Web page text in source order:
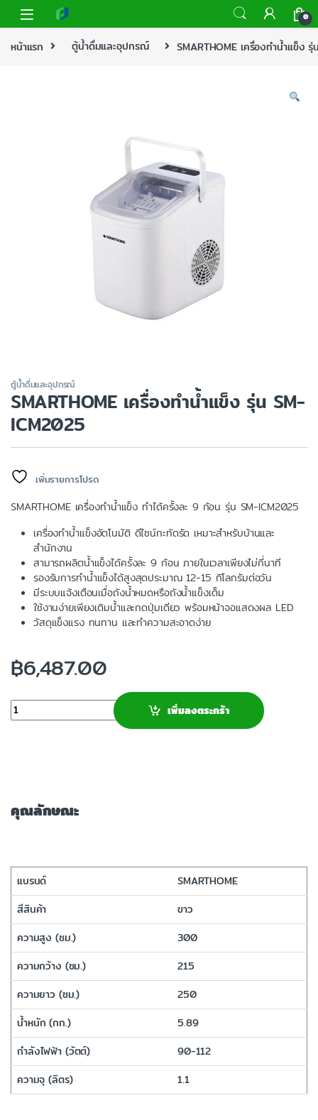
0
หน้าแรก ตู้น้ำดื่มและอุปกรณ์ SMARTHOME เครื่องทำน้ำแข็ง
ตู้น้ำดื่มและอุปกรณ์
SMARTHOME เครื่องทำน้ำแข็ง รุ่น SM-
ICM2025
เพิ่มรายการโปรด
SMARTHOME เครื่องทำน้ำแข็ง ทำได้ครั้งละ 9 ก้อน รุ่น SM-ICM2025
เครื่องทำน้ำแข็งอัตโนมัติ ดีไซน์กะทัดรัด เหมาะสำหรับบ้านและ
สำนักงาน
สามารถผลิตน้ำแข็งได้ครั้งละ 9 ก้อน ภายในเวลาเพียงไม่กี่นาที
รองรับการทำน้ำแข็งได้สูงสุดประมาณ 12-15 กิโลกรัมต่อวัน
มีระบบแจ้งเตือนเมื่อถังน้ำหมดหรือถังน้ำแข็งเต็ม
ใช้งานง่ายเพียงเติมน้ำและกดปุ่มเดียว พร้อมหน้าจอแสดงผล LED
วัสดุแข็งแรง ทนทาน และทำความสะอาดง่าย
฿6,487.00
จำนวน เพิ่มลงตระกร้า
คุณลักษณะ
แบรนด์
SMARTHOME
สีสินค้า
ขาว
ความสูง (ซม.)
300
ความกว้าง (ซม.)
215
ความยาว (ซม.)
250
น้ำหนัก (กก.)
5.89
กำลังไฟฟ้า (วัตต์)
90-112
ความจุ (ลิตร)
1.1